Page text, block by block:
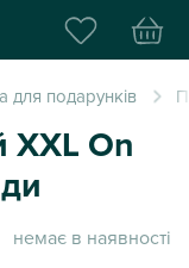
магазин
для подарунків
XXL On
немає в наявності